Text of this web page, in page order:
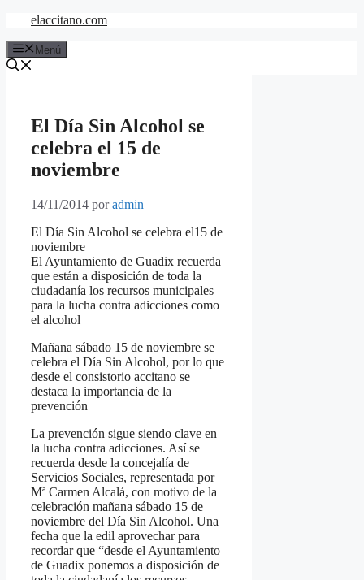
Saltar
contenido
elaccitano.com
Menú
El Día Sin Alcohol se
celebra el 15 de
noviembre
14/11/2014 poradmin
El Día Sin Alcohol se celebra el15 de
noviembre
El Ayuntamiento de Guadix recuerda
que están a disposición de toda la
ciudadanía los recursos municipales
para la lucha contra adicciones como
el alcohol
Mañana sábado 15 de noviembre se
celebra el Día Sin Alcohol, por lo que
desde el consistorio accitano se
destaca la importancia de la
prevención
La prevención sigue siendo clave en
la lucha contra adicciones. Así se
recuerda desde la concejalía de
Servicios Sociales, representada por
Mª Carmen Alcalá, con motivo de la
celebración mañana sábado 15 de
noviembre del Día Sin Alcohol. Una
fecha que la edil aprovechar para
recordar que “desde el Ayuntamiento
de Guadix ponemos a disposición de